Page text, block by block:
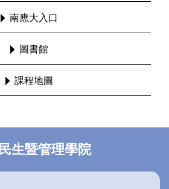
南應大入口
圖書館
課程地圖
民生暨管理學院